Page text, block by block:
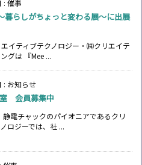
: 催事
暮らしがちょっと変わる展～に出展
イティブテクノロジー・㈱クリエイテ
グは 『Mee ...
: お知らせ
会員募集中
静電チャックのパイオニアであるクリ
ロジーでは、社 ...